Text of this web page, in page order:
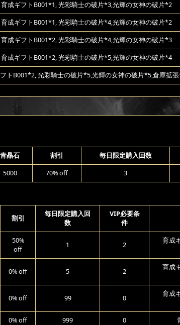
育成ギフトB001*1, 光彩騎士の破片*3,光輝の女神の破片*2
育成ギフトB001*1, 光彩騎士の破片*4,光輝の女神の破片*2
育成ギフトB001*2, 光彩騎士の破片*4,光輝の女神の破片*3
育成ギフトB001*2, 光彩騎士の破片*5,光輝の女神の破片*4
トB001*2, 光彩騎士の破片*5,光輝の女神の破片*5,倉庫拡
青晶石 割引 毎日限定購入回数
5000 70% off 3
割引
毎日限定購入回
数
VIP必要条
件
50%
off
1 2
育成
0% off 5 2
育成
0% off 99 0
育成
0% off 999 0